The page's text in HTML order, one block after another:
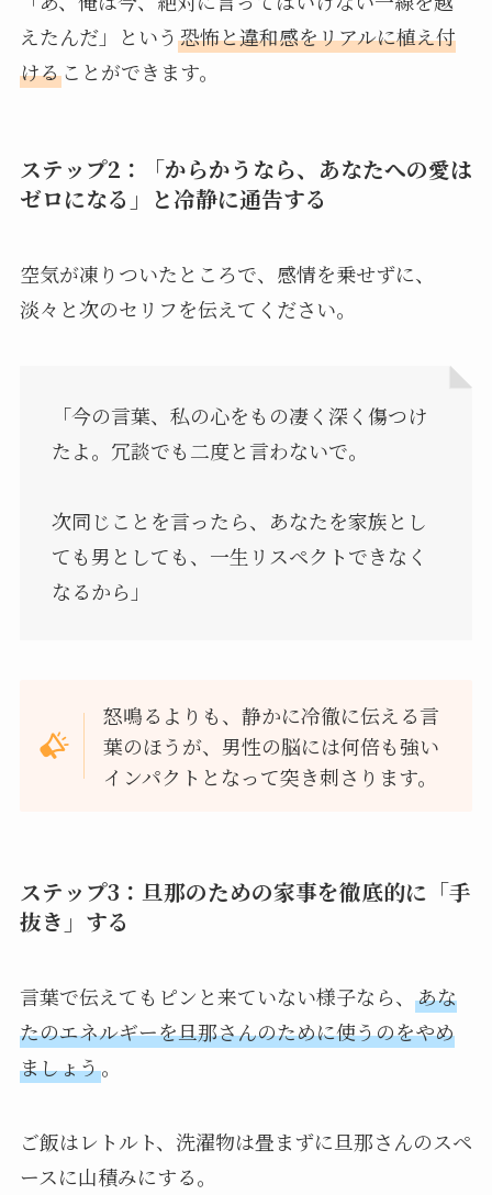
えたんだ」という 恐怖と違和感をリアルに植え付
けることができます。
ステップ2：「からかうなら、あなたへの愛は
ゼロになる」と冷静に通告する
空気が凍りついたところで、感情を乗せずに、
淡々と次のセリフを伝えてください。
「今の言葉、私の心をもの凄く深く傷つけ
たよ。冗談でも二度と言わないで。
次同じことを言ったら、あなたを家族とし
ても男としても、一生リスペクトできなく
なるから」
怒鳴るよりも、静かに冷徹に伝える言
葉のほうが、男性の脳には何倍も強い
インパクトとなって突き刺さります。
ステップ3：旦那のための家事を徹底的に「手
抜き」する
言葉で伝えてもピンと来ていない様子なら、 あな
たのエネルギーを旦那さんのために使うのをやめ
ましょう。
ご飯はレトルト、洗濯物は畳まずに旦那さんのスペ
ースに山積みにする。